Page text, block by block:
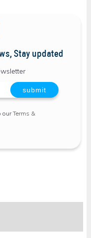
Stay updated
ourTerms &